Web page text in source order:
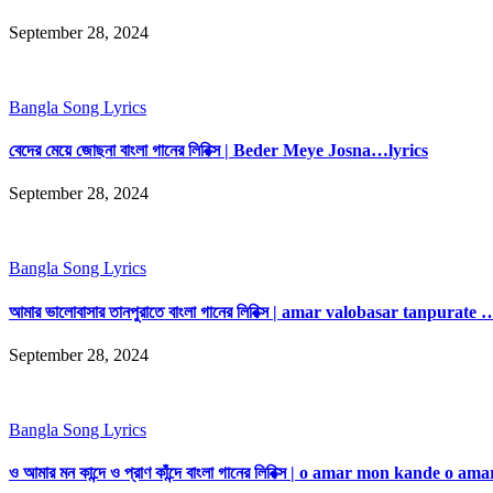
September 28, 2024
Bangla Song Lyrics
বেদের মেয়ে জোছনা বাংলা গানের লিরিক্স | Beder Meye Josna…lyrics
September 28, 2024
Bangla Song Lyrics
আমার ভালোবাসার তানপুরাতে বাংলা গানের লিরিক্স | amar valobasar
September 28, 2024
Bangla Song Lyrics
ও আমার মন কান্দে ও প্রাণ কাঁন্দে বাংলা গানের লিরিক্স | o amar mon kande o